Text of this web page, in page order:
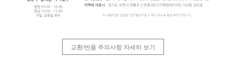
교환/반품 주의사항 자세히 보기